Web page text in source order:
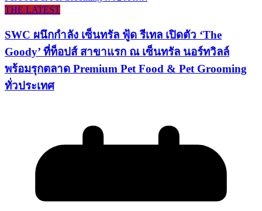
THE LATEST
SWC ผนึกกำลัง เซ็นทรัล ฟู้ด รีเทล เปิดตัว ‘The
Goody’ ที่ท็อปส์ สาขาแรก ณ เซ็นทรัล นอร์ทวิลล์
พร้อมรุกตลาด Premium Pet Food & Pet Grooming
ทั่วประเทศ